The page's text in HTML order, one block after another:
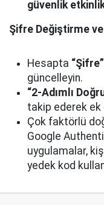
güvenlik
Şifre Değiştirme
Hesapta “Şifre”
güncelleyin.
“2-Adımlı
takip ederek
Çok faktörlü
Google
uygulamalar,
yedek kod